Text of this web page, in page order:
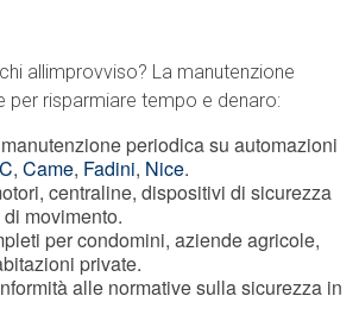
allimprovviso? La manutenzione
per risparmiare tempo e denaro:
periodica su automazioni
,Came, Fadini, Nice.
centraline, dispositivi di sicurezza
movimento.
per condomini, aziende agricole,
private.
alle normative sulla sicurezza in